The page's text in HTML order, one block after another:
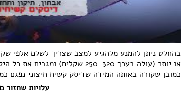
או יותר (עולה בערך 250-320 שקלים) ומגבים את כל היקר לכם.
כמובן שקורה באותה המידה שדיסק קשיח חיצוני נפגם
עלויות שחזור